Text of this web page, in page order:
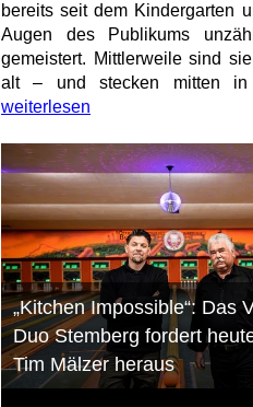
bereits seit dem Kindergarten
Augen des Publikums
gemeistert. Mittlerweile sind
alt – und stecken mitten in
weiterlesen
„Kitchen Impossible“: Das
Duo Stemberg fordert
Tim Mälzer heraus